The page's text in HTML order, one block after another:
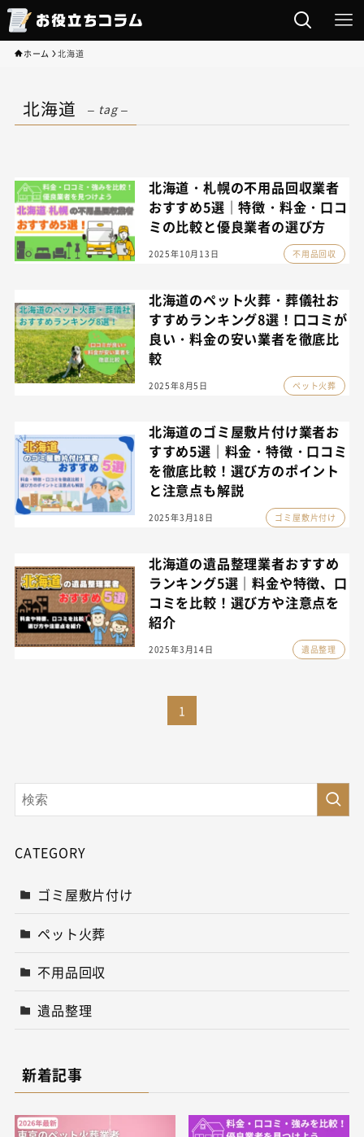
ホーム 北海道
北海道 – tag –
北海道・札幌の不用品回収業者
おすすめ5選｜特徴・料金・口コ
ミの比較と優良業者の選び方
2025年10月13日 不用品回収
北海道のペット火葬・葬儀社お
すすめランキング8選！口コミが
良い・料金の安い業者を徹底比
較
2025年8月5日 ペット火葬
北海道のゴミ屋敷片付け業者お
すすめ5選｜料金・特徴・口コミ
を徹底比較！選び方のポイント
と注意点も解説
2025年3月18日 ゴミ屋敷片付け
北海道の遺品整理業者おすすめ
ランキング5選｜料金や特徴、口
コミを比較！選び方や注意点を
紹介
2025年3月14日 遺品整理
1
CATEGORY
ゴミ屋敷片付け
ペット火葬
不用品回収
遺品整理
新着記事